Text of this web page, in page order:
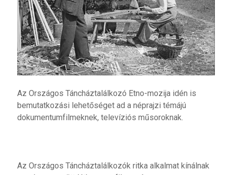
Az Országos Táncháztalálkozó Etno-mozija idén is
bemutatkozási lehetőséget ad a néprajzi témájú
dokumentumfilmeknek, televíziós műsoroknak.
Az Országos Táncháztalálkozók ritka alkalmat kínálnak